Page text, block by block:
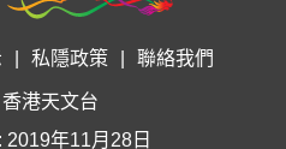
私隱政策 聯絡我們
港天文台
2019年11月28日